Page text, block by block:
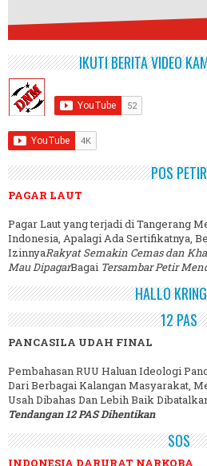
IKUTI BERITA VIDEO
POS PETIR
PAGAR LAUT
Pagar Laut yang terjadi di Tangerang
Indonesia, Apalagi Ada Sertifikatnya,
IzinnyaRakyat Semakin Cemas dan
Mau DipagarBagai Tersambar Petir
HALLO
12 PAS
PANCASILA UDAH FINAL
Pembahasan RUU Haluan Ideologi
Dari Berbagai Kalangan Masyarakat,
Usah Dibahas Dan Lebih Baik
Tendangan 12 PAS Dihentikan
SOS
INDONESIA DARURAT NARKOBA